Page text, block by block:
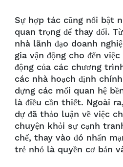
Sự hợp tác cũng nổi bật
quan trọng để thay đổi.
nhà lãnh đạo doanh
gia vận động cho đến
động của các chương
các nhà hoạch định
dựng các mối quan hệ
là điều cần thiết. Ngoài
dự đã thảo luận về việc
chuyện khỏi sự cạnh
chế, thay vào đó nhấn
trẻ nhỏ là quyền cơ bản